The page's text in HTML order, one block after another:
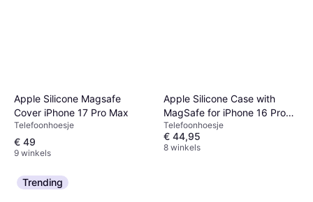
Apple Silicone Magsafe
Cover iPhone 17 Pro Max
Telefoonhoesje
€ 49
9 winkels
Apple Silicone Case with
MagSafe for iPhone 16 Pro
Black
Telefoonhoesje
€ 44,95
8 winkels
Trending